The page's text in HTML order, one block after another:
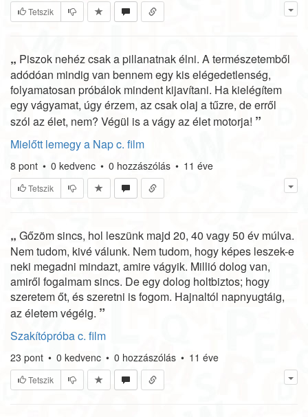
Tetszik
„ Piszok nehéz csak a pillanatnak élni. A természetemből
adódóan mindig van bennem egy kis elégedetlenség,
folyamatosan próbálok mindent kijavítani. Ha kielégítem
egy vágyamat, úgy érzem, az csak olaj a tűzre, de erről
szól az élet, nem? Végül is a vágy az élet motorja! ”
Mielőtt lemegy a Nap c. film
8 pont • 0 kedvenc • 0 hozzászólás • 11 éve
Tetszik
„ Gőzöm sincs, hol leszünk majd 20, 40 vagy 50 év múlva.
Nem tudom, kivé válunk. Nem tudom, hogy képes leszek-e
neki megadni mindazt, amire vágyik. Millió dolog van,
amiről fogalmam sincs. De egy dolog holtbiztos; hogy
szeretem őt, és szeretni is fogom. Hajnaltól napnyugtáig,
az életem végéig. ”
Szakítópróba c. film
23 pont • 0 kedvenc • 0 hozzászólás • 11 éve
Tetszik